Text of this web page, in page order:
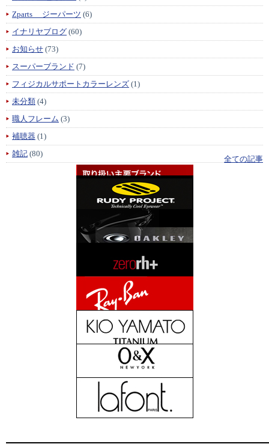
Zparts ジーパーツ (6)
イナリヤブログ (60)
お知らせ (73)
スーパーブランド (7)
フィジカルサポートカラーレンズ (1)
未分類 (4)
職人フレーム (3)
補聴器 (1)
雑記 (80)
全ての記事